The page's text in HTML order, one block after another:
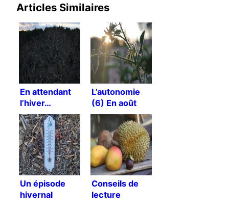
Articles Similaires
En attendant
l’hiver…
L’autonomie
(6) En août
c’est plus
simple !
Un épisode
hivernal
Conseils de
lecture